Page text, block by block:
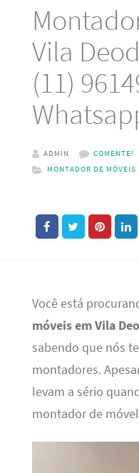
Vila
(11)
ADMIN
COMENTE!
MONTADOR DE MÓVEIS
Você está
móveis em Vila
sabendo que nós
montadores.
levam a sério
montador de